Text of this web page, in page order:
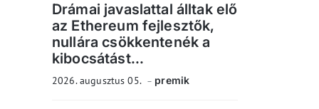
Drámai javaslattal álltak elő
az Ethereum fejlesztők,
nullára csökkentenék a
kibocsátást...
2026. augusztus 05. premik